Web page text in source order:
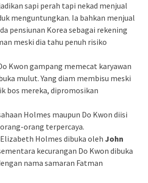
sapi perah tapi nekad menjual
menguntungkan. Ia bahkan menjual
pensiunan Korea sebagai rekening
meski dia tahu penuh risiko
Kwon gampang memecat karyawan
mulut. Yang diam membisu meski
bos mereka, dipromosikan
Holmes maupun Do Kwon diisi
orang terpercaya.
Holmes dibuka oleh John
kecurangan Do Kwon dibuka
nama samaran Fatman